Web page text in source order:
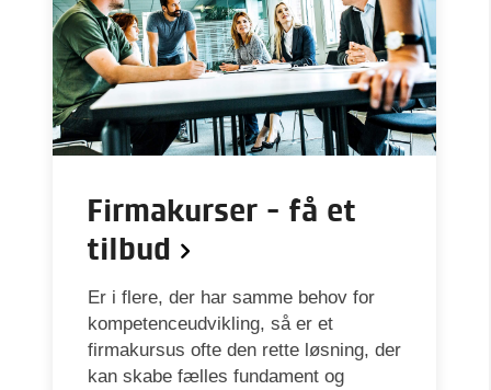
Firmakurser - få et
tilbud
Er i flere, der har samme behov for
kompetenceudvikling, så er et
firmakursus ofte den rette løsning, der
kan skabe fælles fundament og